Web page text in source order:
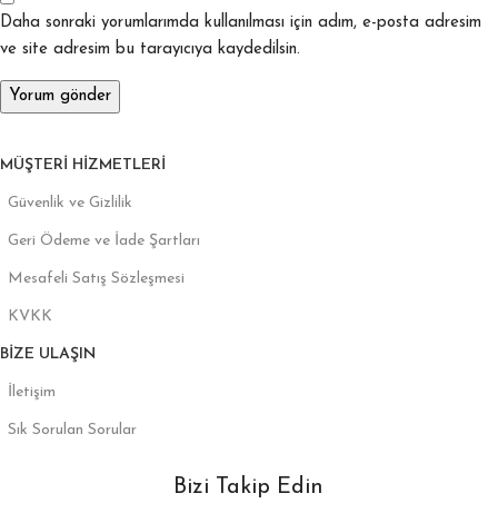
Daha sonraki yorumlarımda kullanılması için adım, e-posta adresim
ve site adresim bu tarayıcıya kaydedilsin.
MÜŞTERI HIZMETLERI
Güvenlik ve Gizlilik
Geri Ödeme ve İade Şartları
Mesafeli Satış Sözleşmesi
KVKK
BIZE ULAŞIN
İletişim
Sık Sorulan Sorular
Bizi Takip Edin